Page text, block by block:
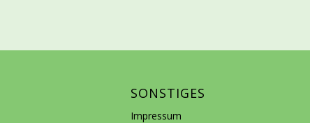
SONSTIGES
Impressum